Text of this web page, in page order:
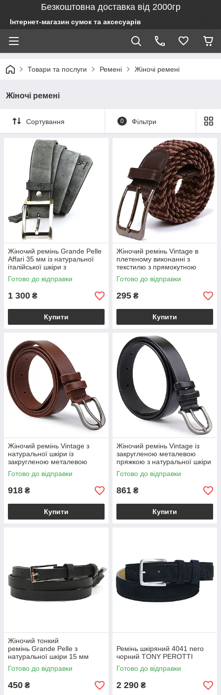
Безкоштовна доставка від 2000гр
Інтернет-магазин сумок та аксесуарів
Товари та послуги Ремені Жіночі ремені
Жіночі ремені
Сортування 0 Фільтри
Жіночий ремінь Grande Pelle
Affari 35 мм із натуральної
італійської шкіри з
прямокутною пряжкою, колір
мармур VL336201100
Готово до відправки
1 300 ₴
Купити
Жіночий ремінь Vintage в
плетеному виконанні з
текстилю з прямокутною
пряжкою коричневий
BS20813
Готово до відправки
295 ₴
Купити
Жіночий ремінь Vintage з
натуральної шкіри із
закругленою металевою
пряжкою коричневого
кольору BS20784
Готово до відправки
918 ₴
Купити
Жіночий ремінь Vintage із
закругленою металевою
пряжкою з натуральної шкіри
чорного кольору BS20785
Готово до відправки
861 ₴
Купити
Жіночий тонкий
ремінь Grande Pelle з
натуральної шкіри 15 мм
чорний 1102060033-96492
Готово до відправки
450 ₴
Ремінь шкіряний 4041 nero
чорний TONY PEROTTI
Готово до відправки
2 290 ₴